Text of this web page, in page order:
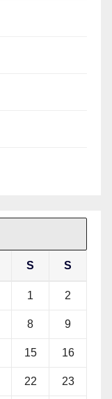
S S
1 2
8 9
15 16
22 23